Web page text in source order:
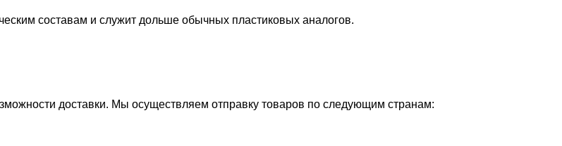
составам и служит дольше обычных пластиковых аналогов.
доставки. Мы осуществляем отправку товаров по следующим странам: